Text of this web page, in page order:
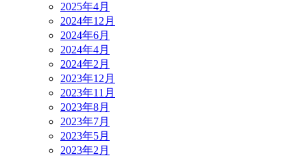
2025年4月
2024年12月
2024年6月
2024年4月
2024年2月
2023年12月
2023年11月
2023年8月
2023年7月
2023年5月
2023年2月